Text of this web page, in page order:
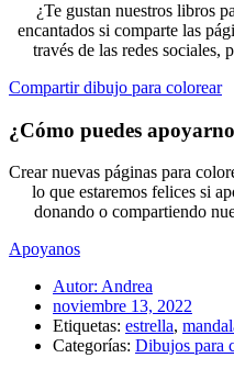
¿Te gustan nuestros libros
encantados si comparte las
través de las redes sociales,
Compartir dibujo para colorear
¿Cómo puedes
Crear nuevas páginas para
lo que estaremos felices si
donando o compartiendo
Apoyanos
Autor: Andrea
noviembre 13, 2022
Etiquetas: estrella,
Categorías: Dibujos para